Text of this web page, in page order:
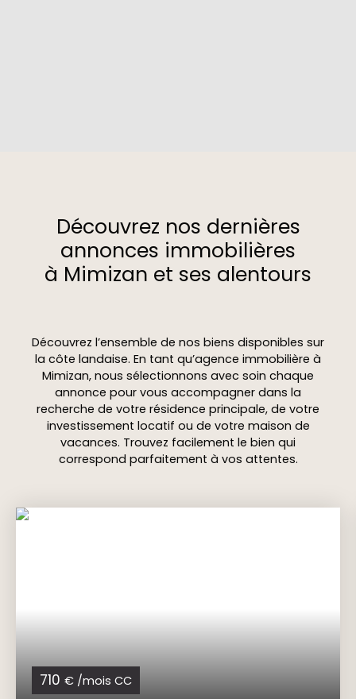
Découvrez nos dernières
annonces immobilières
à Mimizan et ses alentours
Découvrez l’ensemble de nos biens disponibles sur
la côte landaise. En tant qu’agence immobilière à
Mimizan, nous sélectionnons avec soin chaque
annonce pour vous accompagner dans la
recherche de votre résidence principale, de votre
investissement locatif ou de votre maison de
vacances. Trouvez facilement le bien qui
correspond parfaitement à vos attentes.
710 € /mois CC